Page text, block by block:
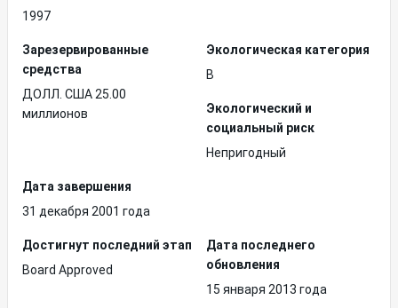
1997
Зарезервированные
средства
ДОЛЛ. США 25.00
миллионов
Экологическая категория
B
Экологический и
социальный риск
Непригодный
Дата завершения
31 декабря 2001 года
Достигнут последний этап
Board Approved
Дата последнего
обновления
15 января 2013 года